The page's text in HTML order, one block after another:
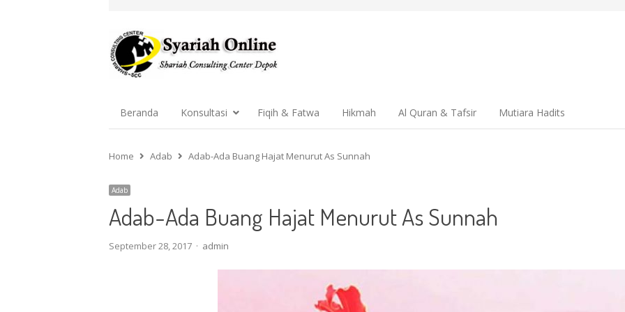
Beranda Konsultasi Fiqih & Fatwa Hikmah Al Quran & Tafsir Mutiara Hadits
Home
Adab Adab-Ada Buang Hajat Menurut As Sunnah
Adab
Adab-Ada Buang Hajat Menurut As Sunnah
September 28, 2017 Author
admin